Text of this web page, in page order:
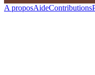
A proposAideContributions